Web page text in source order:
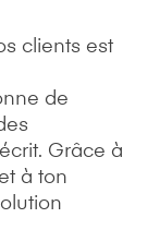
clients est
de
Grâce à
à ton